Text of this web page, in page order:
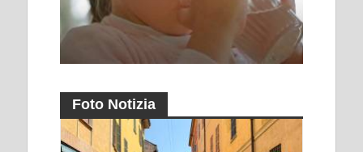
Foto Notizia